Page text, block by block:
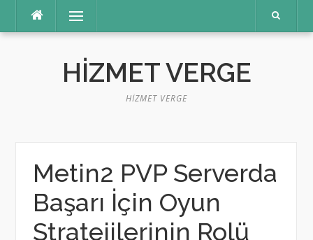
Menü
HIZMET VERGE
HIZMET VERGE
Metin2 PVP Serverda
Başarı İçin Oyun
Stratejilerinin Rolü